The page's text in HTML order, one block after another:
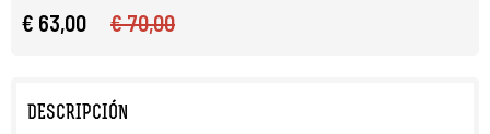
€ 63,00
€ 70,00
DESCRIPCIÓN